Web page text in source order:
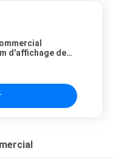
d'affichage de